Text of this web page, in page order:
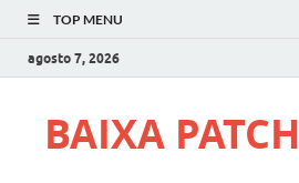
TOP MENU
agosto 7, 2026
BAIXA PATCH